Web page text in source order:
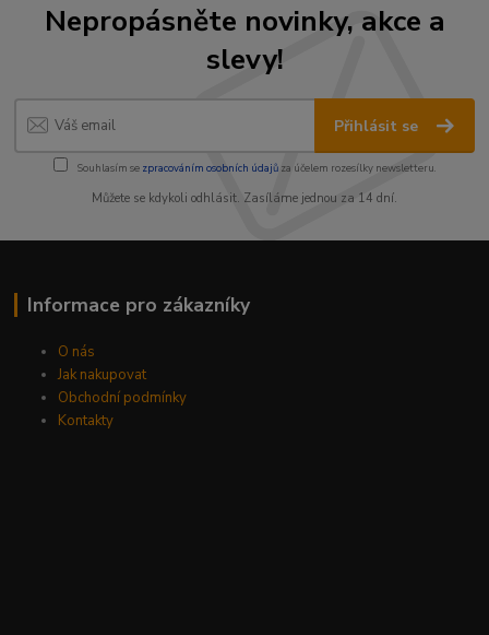
Nepropásněte novinky, akce a
slevy!
Přihlásit se
Souhlasím se zpracováním osobních údajůza účelem rozesílky newsletteru.
Můžete se kdykoli odhlásit. Zasíláme jednou za 14 dní.
Informace pro zákazníky
O nás
Jak nakupovat
Obchodní podmínky
Kontakty